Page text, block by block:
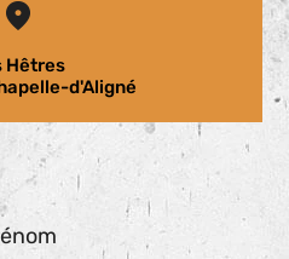
Hêtres
d'Aligné